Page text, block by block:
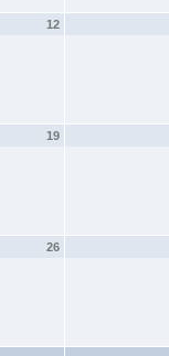
12
19
26